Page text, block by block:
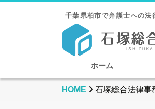
千葉県柏市で弁護士への法
ホーム
HOME 石塚総合法律事